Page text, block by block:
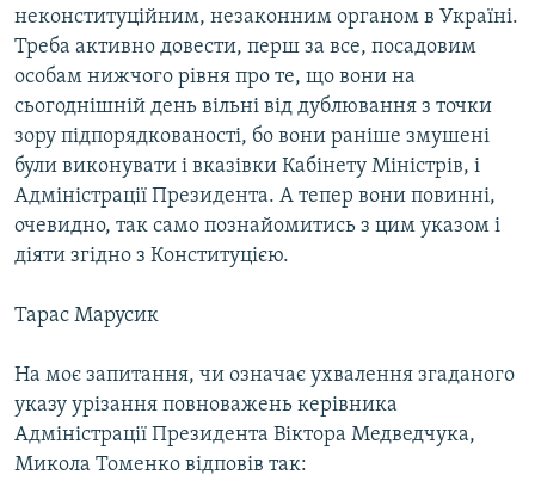
неконституційним, незаконним органом в Україні.
Треба активно довести, перш за все, посадовим
особам нижчого рівня про те, що вони на
сьогоднішній день вільні від дублювання з точки
зору підпорядкованості, бо вони раніше змушені
були виконувати і вказівки Кабінету Міністрів, і
Адміністрації Президента. А тепер вони повинні,
очевидно, так само познайомитись з цим указом і
діяти згідно з Конституцією.
Тарас Марусик
На моє запитання, чи означає ухвалення згаданого
указу урізання повноважень керівника
Адміністрації Президента Віктора Медведчука,
Микола Томенко відповів так: